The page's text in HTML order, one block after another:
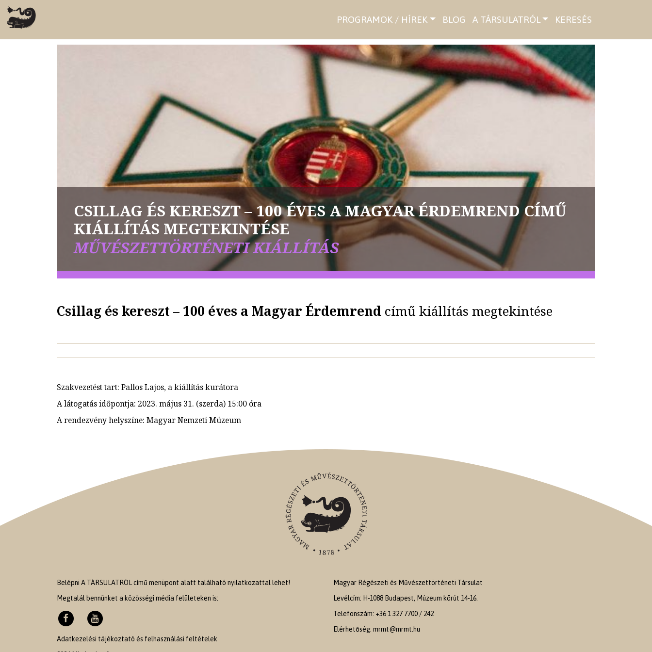
PROGRAMOK / HÍREK BLOG A TÁRSULATRÓL KERESÉS
CSILLAG ÉS KERESZT – 100 ÉVES A MAGYAR ÉRDEMREND CÍMŰ
KIÁLLÍTÁS MEGTEKINTÉSE
MŰVÉSZETTÖRTÉNETI KIÁLLÍTÁS
Csillag és kereszt – 100 éves a Magyar Érdemrend című kiállítás megtekintése
Szakvezetést tart: Pallos Lajos, a kiállítás kurátora
A látogatás időpontja: 2023. május 31. (szerda) 15:00 óra
A rendezvény helyszíne: Magyar Nemzeti Múzeum
Belépni A TÁRSULATRÓL című menüpont alatt található nyilatkozattal lehet!
Megtalál bennünket a közösségi média felületeken is:
Adatkezelési tájékoztató és felhasználási feltételek
Magyar Régészeti és Művészettörténeti Társulat
Levélcím: H-1088 Budapest, Múzeum körút 14-16.
Telefonszám: +36 1 327 7700 / 242
Elérhetőség: mrmt@mrmt.hu